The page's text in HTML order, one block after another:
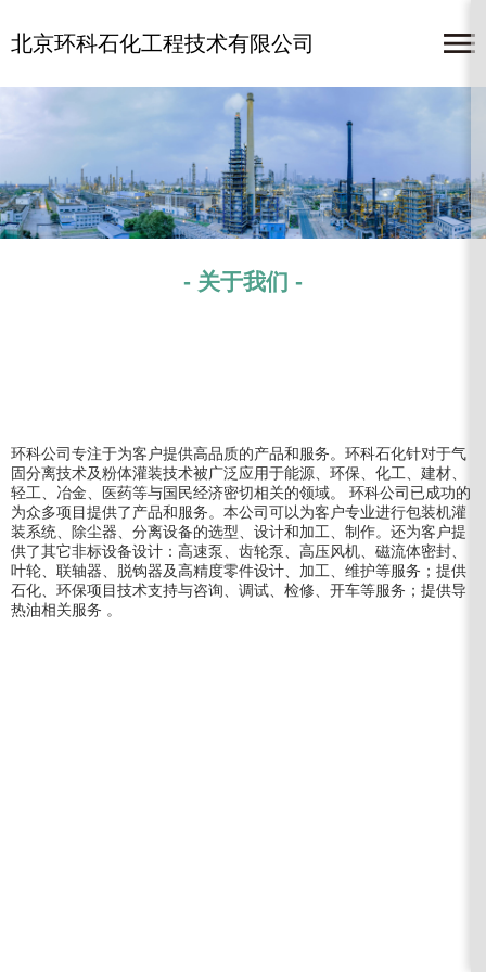
北京环科石化工程技术有限公司
- 关于我们 -
环科公司专注于为客户提供高品质的产品和服务。环科石化针对于气
固分离技术及粉体灌装技术被广泛应用于能源、环保、化工、建材、
轻工、冶金、医药等与国民经济密切相关的领域。 环科公司已成功的
为众多项目提供了产品和服务。本公司可以为客户专业进行包装机灌
装系统、除尘器、分离设备的选型、设计和加工、制作。还为客户提
供了其它非标设备设计：高速泵、齿轮泵、高压风机、磁流体密封、
叶轮、联轴器、脱钩器及高精度零件设计、加工、维护等服务；提供
石化、环保项目技术支持与咨询、调试、检修、开车等服务；提供导
热油相关服务 。